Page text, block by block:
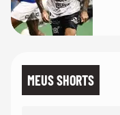
MEUS SHORTS